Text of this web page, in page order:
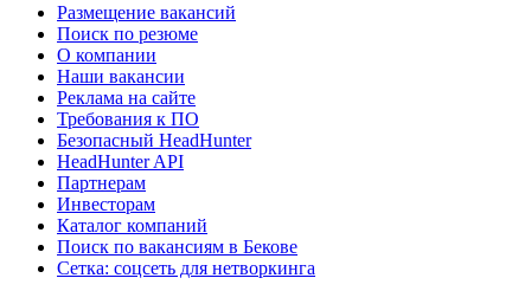
Размещение вакансий
Поиск по резюме
О компании
Наши вакансии
Реклама на сайте
Требования к ПО
Безопасный HeadHunter
HeadHunter API
Партнерам
Инвесторам
Каталог компаний
Поиск по вакансиям в Бекове
Сетка: соцсеть для нетворкинга